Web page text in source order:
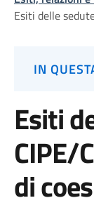
Esiti delle
IN
Esiti
CIPE/
di